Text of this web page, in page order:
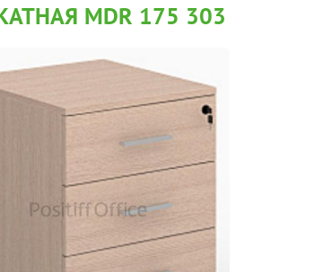
MDR 175 303